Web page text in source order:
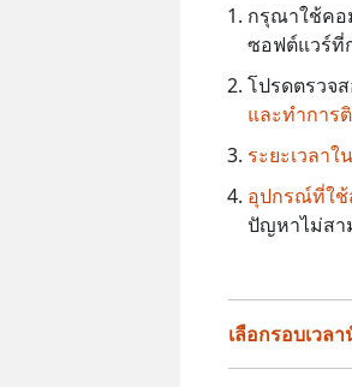
กรุณาใช้คอ
ซอฟต์แวร์ที่
โปรดตรวจ
และทำการ
ระยะเวลา
อุปกรณ์ที่ใช้
ปัญหาไม่สา
เลือกรอบเวล